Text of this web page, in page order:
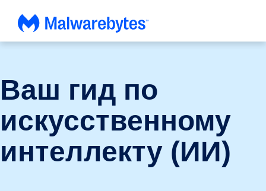
содержанию
Ваш гид по
искусственному
интеллекту (ИИ)